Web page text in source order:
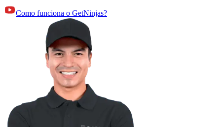
Como funciona o GetNinjas?